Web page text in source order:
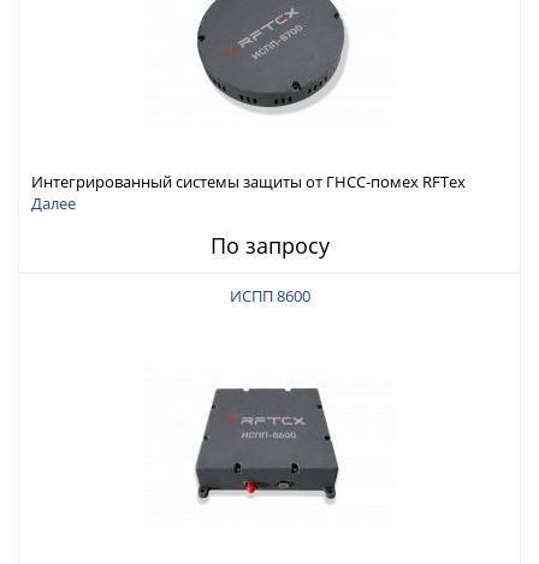
Интегрированный системы защиты от ГНСС-помех RFТех
ИСПП 8700
Далее
По запросу
ИСПП 8600